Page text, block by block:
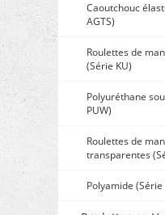
Caoutchouc
AGTS)
Roulettes de
(Série KU)
Polyuréthane
PUW)
Roulettes de
transparentes
Polyamide (Série